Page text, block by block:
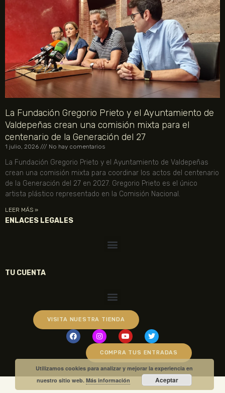
La Fundación Gregorio Prieto y el Ayuntamiento de
Valdepeñas crean una comisión mixta para el
centenario de la Generación del 27
1 julio, 2026 No hay comentarios
La Fundación Gregorio Prieto y el Ayuntamiento de Valdepeñas
crean una comisión mixta para coordinar los actos del centenario
de la Generación del 27 en 2027. Gregorio Prieto es el único
artista plástico representado en la Comisión Nacional.
LEER MÁS »
ENLACES LEGALES
TU CUENTA
VISITA NUESTRA TIENDA
COMPRA TUS ENTRADAS
Utilizamos cookies para analizar y mejorar la experiencia en
nuestro sitio web.Más información Aceptar